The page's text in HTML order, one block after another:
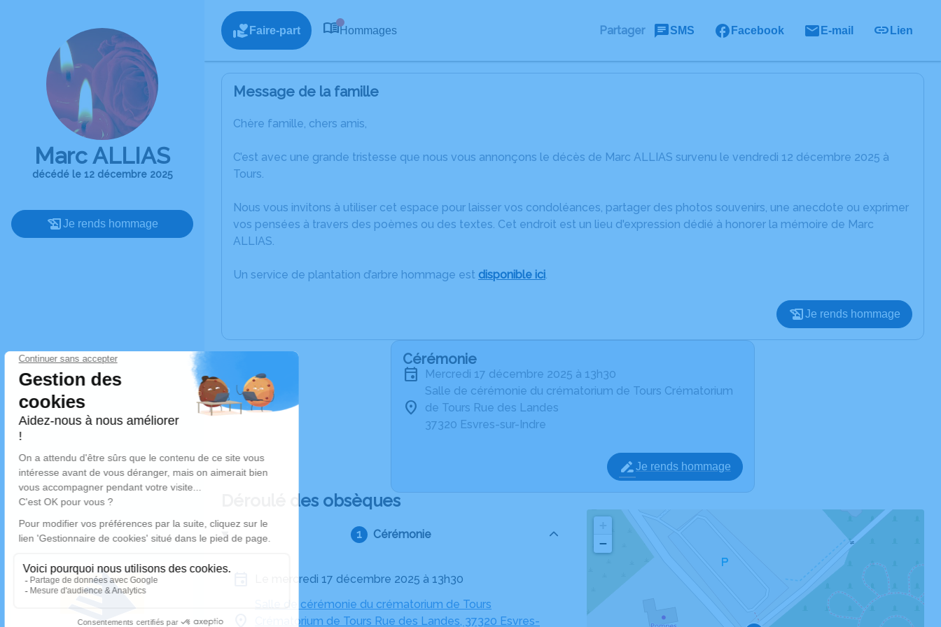
Marc ALLIAS
décédé le 12 décembre 2025
Je rends hommage
Faire-part Hommages Partager SMS Facebook E-mail Lien
Message de la famille
Chère famille, chers amis,
C’est avec une grande tristesse que nous vous annonçons le décès de Marc ALLIAS survenu le vendredi 12 décembre 2025 à
Tours.
Nous vous invitons à utiliser cet espace pour laisser vos condoléances, partager des photos souvenirs, une anecdote ou exprimer
vos pensées à travers des poèmes ou des textes. Cet endroit est un lieu d'expression dédié à honorer la mémoire de Marc
ALLIAS.
Un service de plantation d’arbre hommage est disponible ici.
Je rends hommage
Cérémonie
mercredi 17 décembre 2025 à 13h30
Salle de cérémonie du crématorium de Tours Crématorium
de Tours Rue des Landes
37320 Esvres-sur-Indre
Je rends hommage
Déroulé des obsèques
Cérémonie
Le mercredi 17 décembre 2025 à 13h30
Salle de cérémonie du crématorium de Tours
Crématorium de Tours Rue des Landes, 37320 Esvres-
−